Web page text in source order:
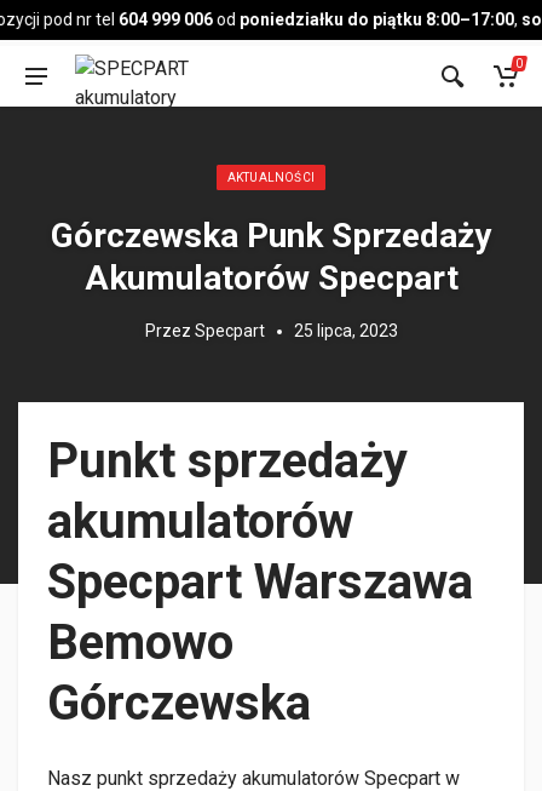
pod nr tel604 999 006odponiedziałku do piątku 8:00–17:00,
Pojazd
0
Opublikowany w:
AKTUALNOŚCI
Górczewska Punk Sprzedaży
Akumulatorów Specpart
Przez Specpart 25 lipca, 2023
Punkt sprzedaży
akumulatorów
Specpart Warszawa
Bemowo
Górczewska
Nasz punkt sprzedaży akumulatorów Specpart w